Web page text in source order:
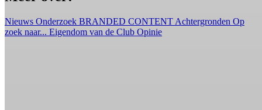
Nieuws Onderzoek BRANDED CONTENT Achtergronden Op
zoek naar... Eigendom van de Club Opinie